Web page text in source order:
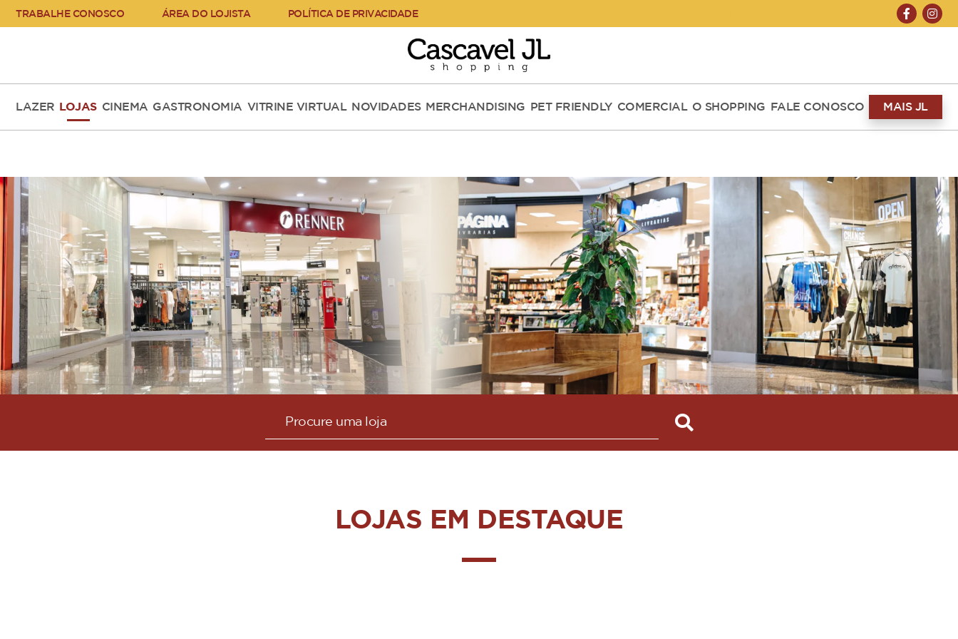
TRABALHE CONOSCO ÁREA DO LOJISTA POLÍTICA DE PRIVACIDADE
LAZER LOJAS CINEMA GASTRONOMIA VITRINE VIRTUAL NOVIDADES MERCHANDISING PET FRIENDLY COMERCIAL O SHOPPING FALE CONOSCO MAIS JL
LOJAS EM DESTAQUE